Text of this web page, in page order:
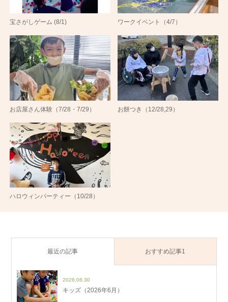
宝さがしゲーム (8/1) ワークイベント（4/7）
お店屋さん体験（7/28・7/29） お餅つき（12/28,29）
ハロウィンパーティー（10/28）
最近の記事 おすすめ記事1
2026.06.30
キッズ（2026年6月）